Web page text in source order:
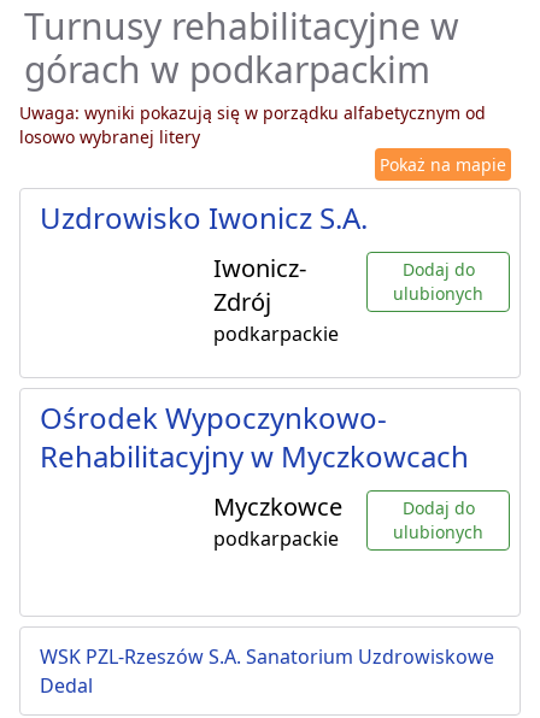
Turnusy rehabilitacyjne w
górach w podkarpackim
Uwaga: wyniki pokazują się w porządku alfabetycznym od
losowo wybranej litery
Pokaż na mapie
Uzdrowisko Iwonicz S.A.
Iwonicz-
Zdrój
podkarpackie
Dodaj do
ulubionych
Ośrodek Wypoczynkowo-
Rehabilitacyjny w Myczkowcach
Myczkowce
podkarpackie
Dodaj do
ulubionych
WSK PZL-Rzeszów S.A. Sanatorium Uzdrowiskowe
Dedal